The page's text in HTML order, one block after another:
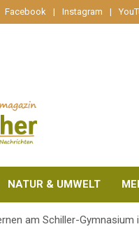
Facebook Instagram
NATUR & UMWELT
am Schiller-Gymnasium